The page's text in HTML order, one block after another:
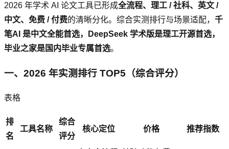
2026 年学术 AI 论文工具已形成全流程、理工 / 社科、英文 /
中文、免费 / 付费的清晰分化。综合实测排行与场景适配， 千
笔AI 是中文全能首选，DeepSeek 学术版是理工开源首选，
毕业之家是国内毕业专属首选。
一、2026 年实测排行 TOP5（综合评分）
表格
排
名
工具名称
综合
评分
核心定位 价格 推荐指数